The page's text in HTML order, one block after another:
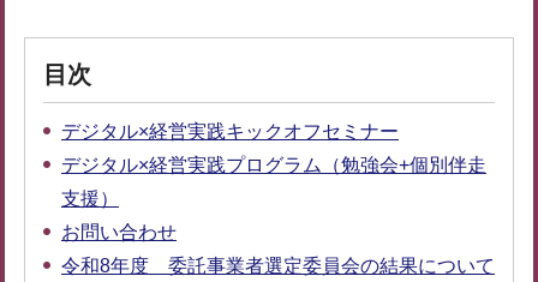
目次
デジタル×経営実践キックオフセミナー
デジタル×経営実践プログラム（勉強会+個別伴走
支援）
お問い合わせ
令和8年度 委託事業者選定委員会の結果について